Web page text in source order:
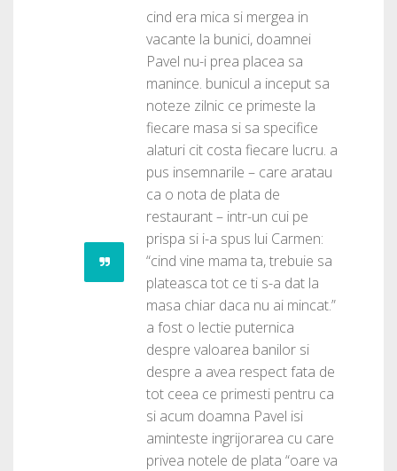
cind era mica si mergea in
vacante la bunici, doamnei
Pavel nu-i prea placea sa
manince. bunicul a inceput sa
noteze zilnic ce primeste la
fiecare masa si sa specifice
alaturi cit costa fiecare lucru. a
pus insemnarile – care aratau
ca o nota de plata de
restaurant – intr-un cui pe
prispa si i-a spus lui Carmen:
“cind vine mama ta, trebuie sa
plateasca tot ce ti s-a dat la
masa chiar daca nu ai mincat.”
a fost o lectie puternica
despre valoarea banilor si
despre a avea respect fata de
tot ceea ce primesti pentru ca
si acum doamna Pavel isi
aminteste ingrijorarea cu care
privea notele de plata “oare va